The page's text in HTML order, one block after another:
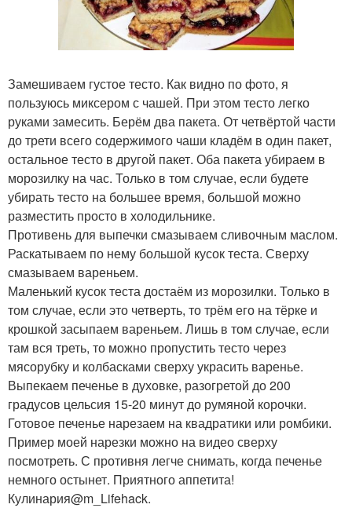
Замешиваем густое тесто. Как видно по фото, я
пользуюсь миксером с чашей. При этом тесто легко
руками замесить. Берём два пакета. От четвёртой части
до трети всего содержимого чаши кладём в один пакет,
остальное тесто в другой пакет. Оба пакета убираем в
морозилку на час. Только в том случае, если будете
убирать тесто на большее время, большой можно
разместить просто в холодильнике.
Противень для выпечки смазываем сливочным маслом.
Раскатываем по нему большой кусок теста. Сверху
смазываем вареньем.
Маленький кусок теста достаём из морозилки. Только в
том случае, если это четверть, то трём его на тёрке и
крошкой засыпаем вареньем. Лишь в том случае, если
там вся треть, то можно пропустить тесто через
мясорубку и колбасками сверху украсить варенье.
Выпекаем печенье в духовке, разогретой до 200
градусов цельсия 15-20 минут до румяной корочки.
Готовое печенье нарезаем на квадратики или ромбики.
Пример моей нарезки можно на видео сверху
посмотреть. С противня легче снимать, когда печенье
немного остынет. Приятного аппетита!
Кулинария@m_Lifehack.